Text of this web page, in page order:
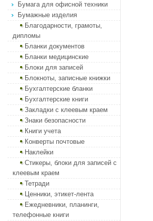
Бумага для офисной техники
Бумажные изделия
Благодарности, грамоты,
дипломы
Бланки документов
Бланки медицинские
Блоки для записей
Блокноты, записные книжки
Бухгалтерские бланки
Бухгалтерские книги
Закладки с клеевым краем
Знаки безопасности
Книги учета
Конверты почтовые
Наклейки
Стикеры, блоки для записей с
клеевым краем
Тетради
Ценники, этикет-лента
Ежедневники, планинги,
телефонные книги